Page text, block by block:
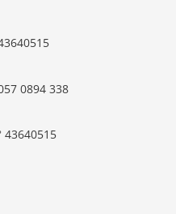
0894 338
43640515